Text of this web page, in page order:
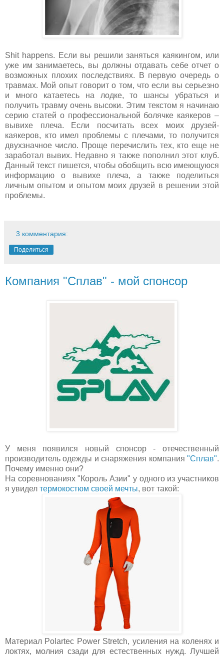
Shit happens. Если вы решили заняться каякингом, или
уже им занимаетесь, вы должны отдавать себе отчет о
возможных плохих последствиях. В первую очередь о
травмах. Мой опыт говорит о том, что если вы серьезно
и много катаетесь на лодке, то шансы убраться и
получить травму очень высоки. Этим текстом я начинаю
серию статей о профессиональной болячке каякеров –
вывихе плеча. Если посчитать всех моих друзей-
каякеров, кто имел проблемы с плечами, то получится
двухзначное число. Проще перечислить тех, кто еще не
заработал вывих. Недавно я также пополнил этот клуб.
Данный текст пишется, чтобы обобщить всю имеющуюся
информацию о вывихе плеча, а также поделиться
личным опытом и опытом моих друзей в решении этой
проблемы.
3 комментария:
Поделиться
Компания "Сплав" - мой спонсор
У меня появился новый спонсор - отечественный
производитель одежды и снаряжения компания "Сплав".
Почему именно они?
На соревнованиях "Король Азии" у одного из участников
я увидел термокостюм своей мечты, вот такой:
Материал Polartec Power Stretch, усиления на коленях и
локтях, молния сзади для естественных нужд. Лучшей